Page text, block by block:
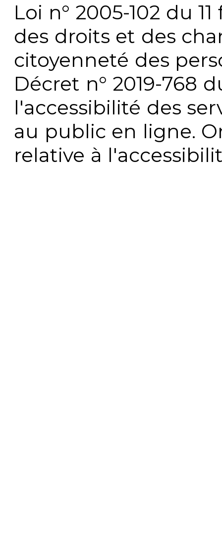
Loi n° 2005-102 du
des droits et des
citoyenneté des
Décret n° 2019-768
l'accessibilité des
au public en ligne.
relative à